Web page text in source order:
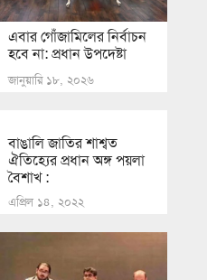
এবার গোঁজামিলের নির্বাচন
হবে না: প্রধান উপদেষ্টা
জানুয়ারি ১৮, ২০২৬
বাঙালি জাতির শাশ্বত
ঐতিহ্যের প্রধান অঙ্গ পয়লা
বৈশাখ :
এপ্রিল ১৪, ২০২২